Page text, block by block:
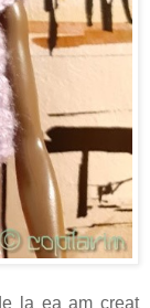
la ea am creat